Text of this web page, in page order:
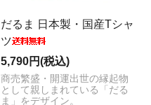
だるま 日本製・国産Tシャ
ツ
5,790円(税込)
商売繁盛・開運出世の縁起物
として親しまれている「だる
ま」をデザイン。